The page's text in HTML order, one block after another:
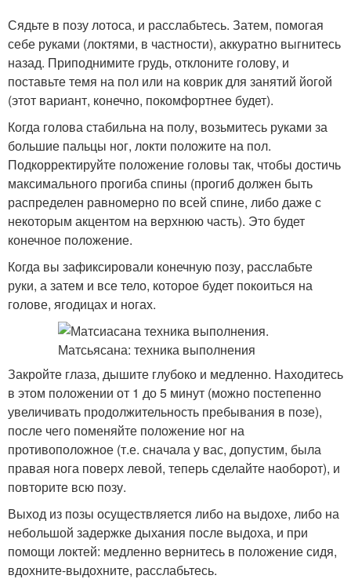
Сядьте в позу лотоса, и расслабьтесь. Затем, помогая
себе руками (локтями, в частности), аккуратно выгнитесь
назад. Приподнимите грудь, отклоните голову, и
поставьте темя на пол или на коврик для занятий йогой
(этот вариант, конечно, покомфортнее будет).
Когда голова стабильна на полу, возьмитесь руками за
большие пальцы ног, локти положите на пол.
Подкорректируйте положение головы так, чтобы достичь
максимального прогиба спины (прогиб должен быть
распределен равномерно по всей спине, либо даже с
некоторым акцентом на верхнюю часть). Это будет
конечное положение.
Когда вы зафиксировали конечную позу, расслабьте
руки, а затем и все тело, которое будет покоиться на
голове, ягодицах и ногах.
Закройте глаза, дышите глубоко и медленно. Находитесь
в этом положении от 1 до 5 минут (можно постепенно
увеличивать продолжительность пребывания в позе),
после чего поменяйте положение ног на
противоположное (т.е. сначала у вас, допустим, была
правая нога поверх левой, теперь сделайте наоборот), и
повторите всю позу.
Выход из позы осуществляется либо на выдохе, либо на
небольшой задержке дыхания после выдоха, и при
помощи локтей: медленно вернитесь в положение сидя,
вдохните-выдохните, расслабьтесь.